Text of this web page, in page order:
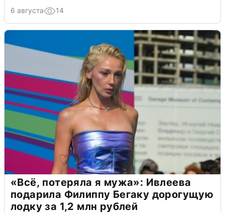
6 августа 14
«Всё, потеряла я мужа»: Ивлеева
подарила Филиппу Бегаку дорогущую
лодку за 1,2 млн рублей